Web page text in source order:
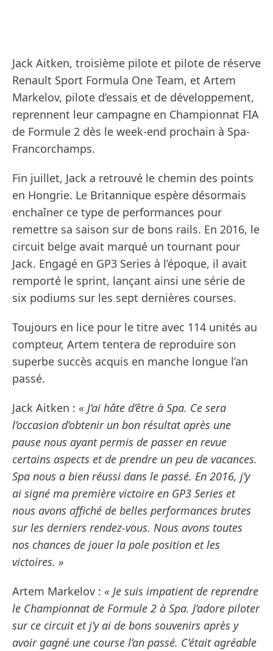
Jack Aitken, troisième pilote et pilote de réserve
Renault Sport Formula One Team, et Artem
Markelov, pilote d’essais et de développement,
reprennent leur campagne en Championnat FIA
de Formule 2 dès le week-end prochain à Spa-
Francorchamps.
Fin juillet, Jack a retrouvé le chemin des points
en Hongrie. Le Britannique espère désormais
enchaîner ce type de performances pour
remettre sa saison sur de bons rails. En 2016, le
circuit belge avait marqué un tournant pour
Jack. Engagé en GP3 Series à l’époque, il avait
remporté le sprint, lançant ainsi une série de
six podiums sur les sept dernières courses.
Toujours en lice pour le titre avec 114 unités au
compteur, Artem tentera de reproduire son
superbe succès acquis en manche longue l’an
passé.
Jack Aitken : « J’ai hâte d’être à Spa. Ce sera
l’occasion d’obtenir un bon résultat après une
pause nous ayant permis de passer en revue
certains aspects et de prendre un peu de vacances.
Spa nous a bien réussi dans le passé. En 2016, j’y
ai signé ma première victoire en GP3 Series et
nous avons affiché de belles performances brutes
sur les derniers rendez-vous. Nous avons toutes
nos chances de jouer la pole position et les
victoires. »
Artem Markelov : « Je suis impatient de reprendre
le Championnat de Formule 2 à Spa. J’adore piloter
sur ce circuit et j’y ai de bons souvenirs après y
avoir gagné une course l’an passé. C’était agréable